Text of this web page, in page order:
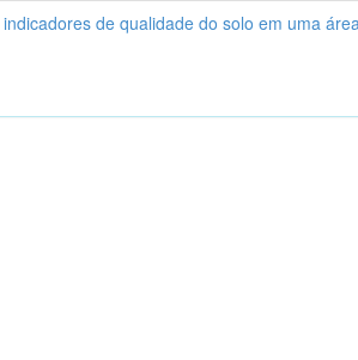
de qualidade do solo em uma